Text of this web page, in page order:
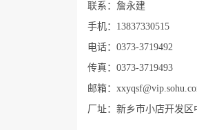
联系：詹永建
手机：13837330515
电话：0373-3719492
传真：0373-3719493
邮箱：
厂址：新乡市小店开发区